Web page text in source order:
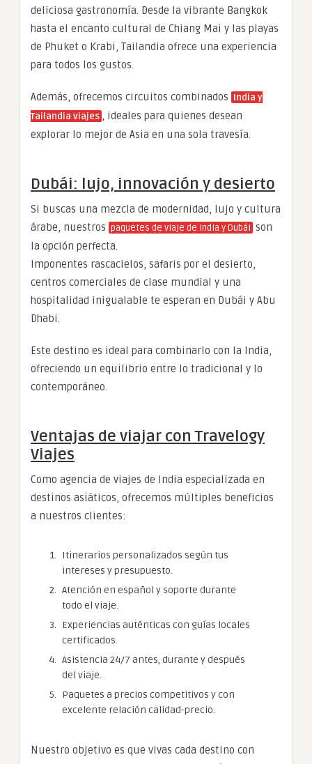
deliciosa gastronomía. Desde la vibrante Bangkok
hasta el encanto cultural de Chiang Mai y las playas
de Phuket o Krabi, Tailandia ofrece una experiencia
para todos los gustos.
Además, ofrecemos circuitos combinados India y
Tailandia viajes , ideales para quienes desean
explorar lo mejor de Asia en una sola travesía.
Dubái: lujo, innovación y desierto
Si buscas una mezcla de modernidad, lujo y cultura
árabe, nuestros paquetes de viaje de India y Dubái son
la opción perfecta.
Imponentes rascacielos, safaris por el desierto,
centros comerciales de clase mundial y una
hospitalidad inigualable te esperan en Dubái y Abu
Dhabi.
Este destino es ideal para combinarlo con la India,
ofreciendo un equilibrio entre lo tradicional y lo
contemporáneo.
Ventajas de viajar con Travelogy
Viajes
Como agencia de viajes de India especializada en
destinos asiáticos, ofrecemos múltiples beneficios
a nuestros clientes:
Itinerarios personalizados según tus
intereses y presupuesto.
Atención en español y soporte durante
todo el viaje.
Experiencias auténticas con guías locales
certificados.
Asistencia 24/7 antes, durante y después
del viaje.
Paquetes a precios competitivos y con
excelente relación calidad-precio.
Nuestro objetivo es que vivas cada destino con